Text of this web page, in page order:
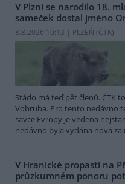
V Plzni se narodilo 18.
sameček dostal jméno
8.8.2026 10:13 | PLZEŇ (ČTK)
Stádo má teď pět členů. ČTK
Vobruba. Pro tento nedávno
savce Evropy je vedena
nedávno byla vydána nová za
V Hranické propasti na
průzkumném ponoru